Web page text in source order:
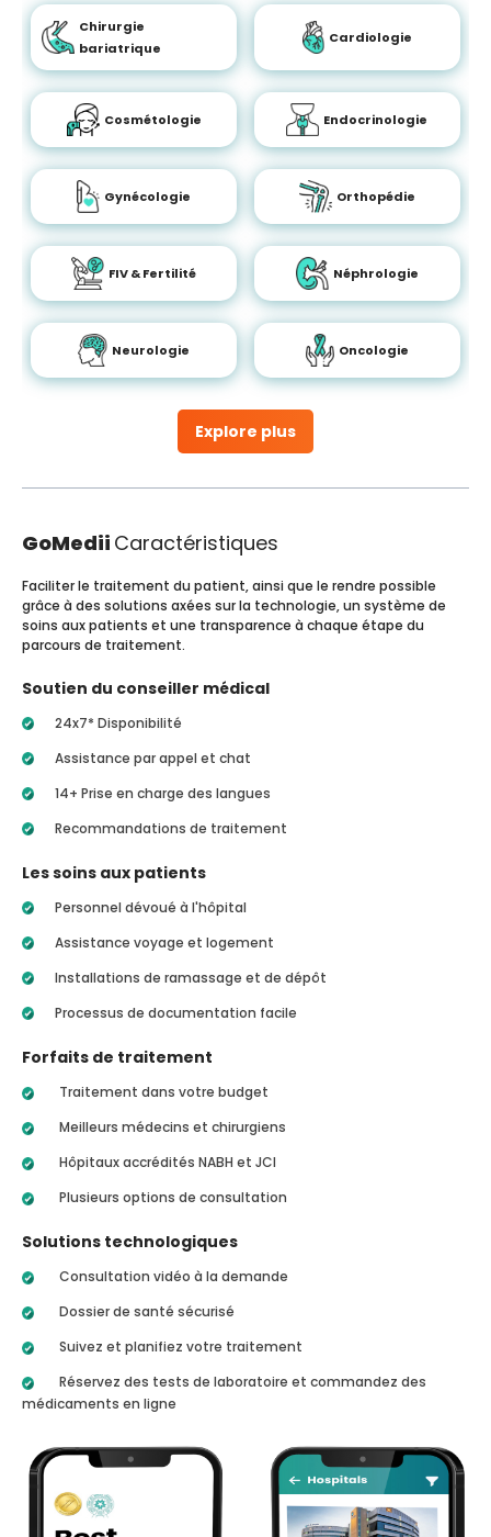
Explore plus
Chirurgie
bariatrique
Cardiologie
Cosmétologie Endocrinologie
Gynécologie Orthopédie
FIV & Fertilité Néphrologie
Neurologie Oncologie
GoMedii Caractéristiques
Faciliter le traitement du patient, ainsi que le rendre possible
grâce à des solutions axées sur la technologie, un système de
soins aux patients et une transparence à chaque étape du
parcours de traitement.
Soutien du conseiller médical
24x7* Disponibilité
Assistance par appel et chat
14+ Prise en charge des langues
Recommandations de traitement
Les soins aux patients
Personnel dévoué à l'hôpital
Assistance voyage et logement
Installations de ramassage et de dépôt
Processus de documentation facile
Forfaits de traitement
Traitement dans votre budget
Meilleurs médecins et chirurgiens
Hôpitaux accrédités NABH et JCI
Plusieurs options de consultation
Solutions technologiques
Consultation vidéo à la demande
Dossier de santé sécurisé
Suivez et planifiez votre traitement
Réservez des tests de laboratoire et commandez des
médicaments en ligne